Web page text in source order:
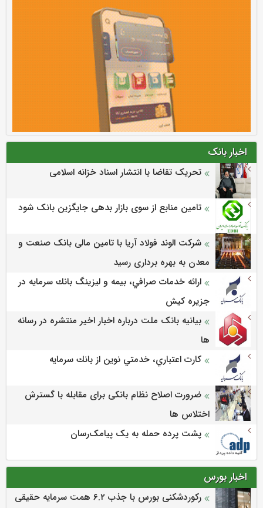
اخبار بانک
تحریک تقاضا با انتشار اسناد خزانه اسلامی
تامین منابع از سوی بازار بدهی جایگزین بانک شود
شرکت الوند فولاد آریا با تامین مالی بانک صنعت و
معدن به بهره برداری رسید
ارائه خدمات صرافي، بيمه و ليزينگ بانك سرمايه در
جزيره كيش
بیانیه بانک ملت درباره اخبار اخیر منتشره در رسانه
ها
كارت اعتباري، خدمتي نوين از بانك سرمايه
ضرورت اصلاح نظام بانکی برای مقابله با گسترش
اختلاس ها
پشت پرده حمله به یک پیامک‌رسان
اخبار بورس
رکوردشکنی بورس با جذب ۶.۲ همت سرمایه حقیقی